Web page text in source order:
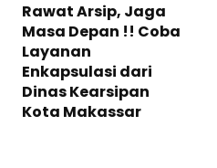
Rawat Arsip, Jaga
Masa Depan !! Coba
Layanan
Enkapsulasi dari
Dinas Kearsipan
Kota Makassar